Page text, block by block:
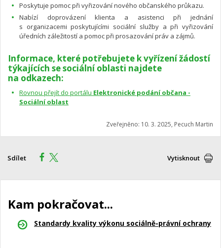
Poskytuje pomoc při vyřizování nového občanského průkazu.
Nabízí doprovázení klienta a asistenci při jednání
s organizacemi poskytujícími sociální služby a při vyřizování
úředních záležitostí a pomoc při prosazování práv a zájmů.
Informace, které potřebujete k vyřízení žádostí
týkajících se sociální oblasti najdete
na odkazech:
Rovnou přejít do portálu Elektronické podání občana -
Sociální oblast
Zveřejněno: 10. 3. 2025, Pecuch Martin
Sdílet Vytisknout
Kam pokračovat...
Standardy kvality výkonu sociálně-právní ochrany